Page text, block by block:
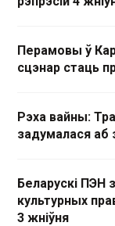
Перамовы ў
сцэнар стаць
Рэха вайны:
задумалася
Беларускі ПЭН
культурных
3 жніўня